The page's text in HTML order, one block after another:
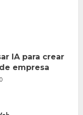
IA para crear
empresa
0